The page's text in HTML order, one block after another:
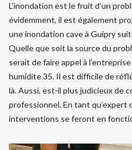
L’inondation est le fruit d’un
évidemment, il est également
une inondation cave à Guipry
Quelle que soit la source du
serait de faire appel à
humidite 35. Il est difficile de
là. Aussi, est-il plus judicieux de
professionnel. En tant qu’expert
interventions se feront en